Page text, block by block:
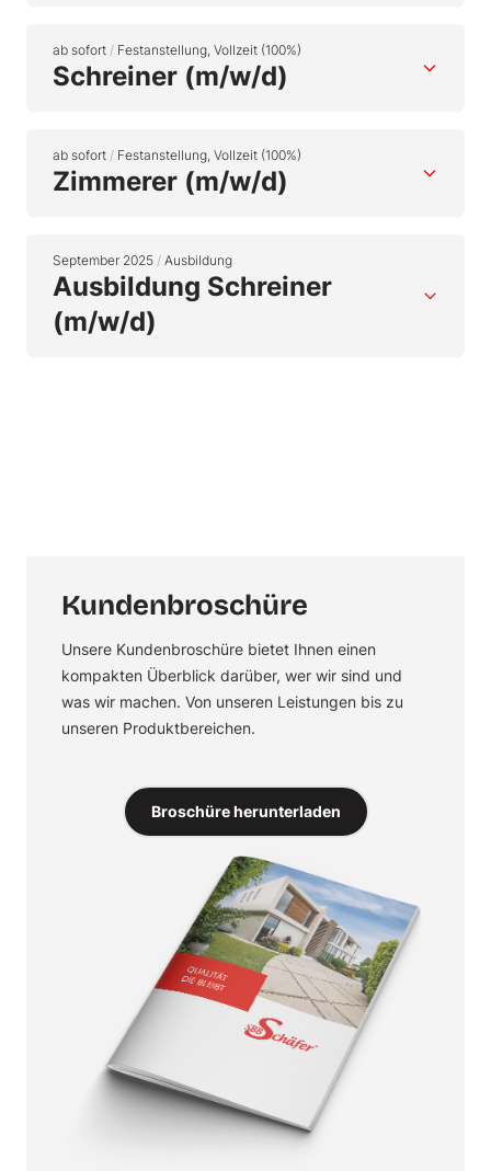
ab sofort / Festanstellung, Vollzeit (100%)
Schreiner (m/w/d)
ab sofort / Festanstellung, Vollzeit (100%)
Zimmerer (m/w/d)
September 2025 / Ausbildung
Ausbildung Schreiner
(m/w/d)
Kundenbroschüre
Unsere Kundenbroschüre bietet Ihnen einen
kompakten Überblick darüber, wer wir sind und
was wir machen. Von unseren Leistungen bis zu
unseren Produktbereichen.
Broschüre herunterladen